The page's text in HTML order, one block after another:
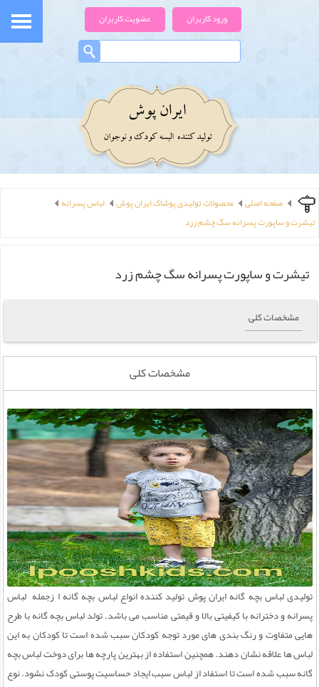
ورود کاربران عضویت کاربران
صفحه اصلی محصولات تولیدی پوشاک ایران پوش
لباس پسرانه
تیشرت و ساپورت پسرانه سگ چشم زرد
تیشرت و ساپورت پسرانه سگ چشم زرد
مشخصات کلی
مشخصات کلی
تولیدی لباس بچه گانه ایران پوش تولید کننده انواع لباس بچه گانه ا زجمله لباس
پسرانه و دخترانه با کیفیتی بالا و قیمتی مناسب می باشد. تولد لباس بچه گانه با طرح
هایی متفاوت و رنگ بندی های مورد توجه کودکان سبب شده است تا کودکان به این
لباس ها علاقه نشان دهند. همچنین استفاده از بهترین پارچه ها برای دوخت لباس بچه
گانه سبب شده است تا استفاد از لباس سبب ایجاد حساسیت پوستی کودک نشود. نوع